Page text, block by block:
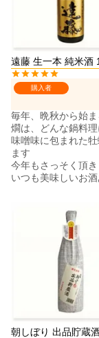
遠藤 生一本 純米酒
購入者
毎年、晩秋から始
燗は、どんな鍋料
味噌味に包まれた
ます
今年もさっそく頂き
いつも美味しいお
朝しぼり 出品貯蔵